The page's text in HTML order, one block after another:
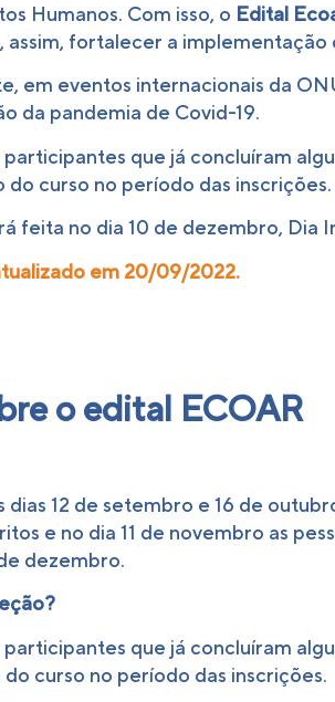
Humanos. Com isso, o Edital
fortalecer a implementação
em eventos internacionais da
da pandemia de Covid-19.
que já concluíram
curso no período das inscrições.
feita no dia 10 de dezembro, Dia
em 20/09/2022.
o edital ECOAR
12 de setembro e 16 de
e no dia 11 de novembro as
dezembro.
que já concluíram
curso no período das inscrições.